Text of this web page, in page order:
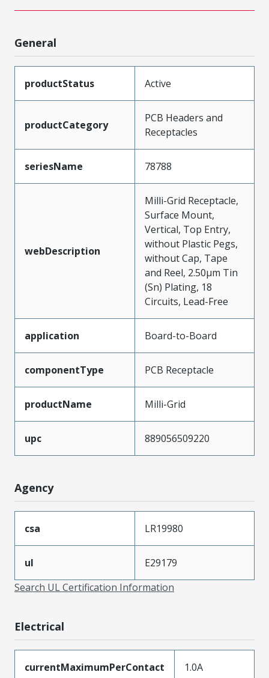
General
productStatus Active
productCategory
PCB Headers and
Receptacles
seriesName 78788
webDescription
Milli-Grid Receptacle,
Surface Mount,
Vertical, Top Entry,
without Plastic Pegs,
without Cap, Tape
and Reel, 2.50µm Tin
(Sn) Plating, 18
Circuits, Lead-Free
application Board-to-Board
componentType PCB Receptacle
productName Milli-Grid
upc 889056509220
Agency
csa LR19980
ul
E29179
Search UL Certification Information
Electrical
currentMaximumPerContact 1.0A